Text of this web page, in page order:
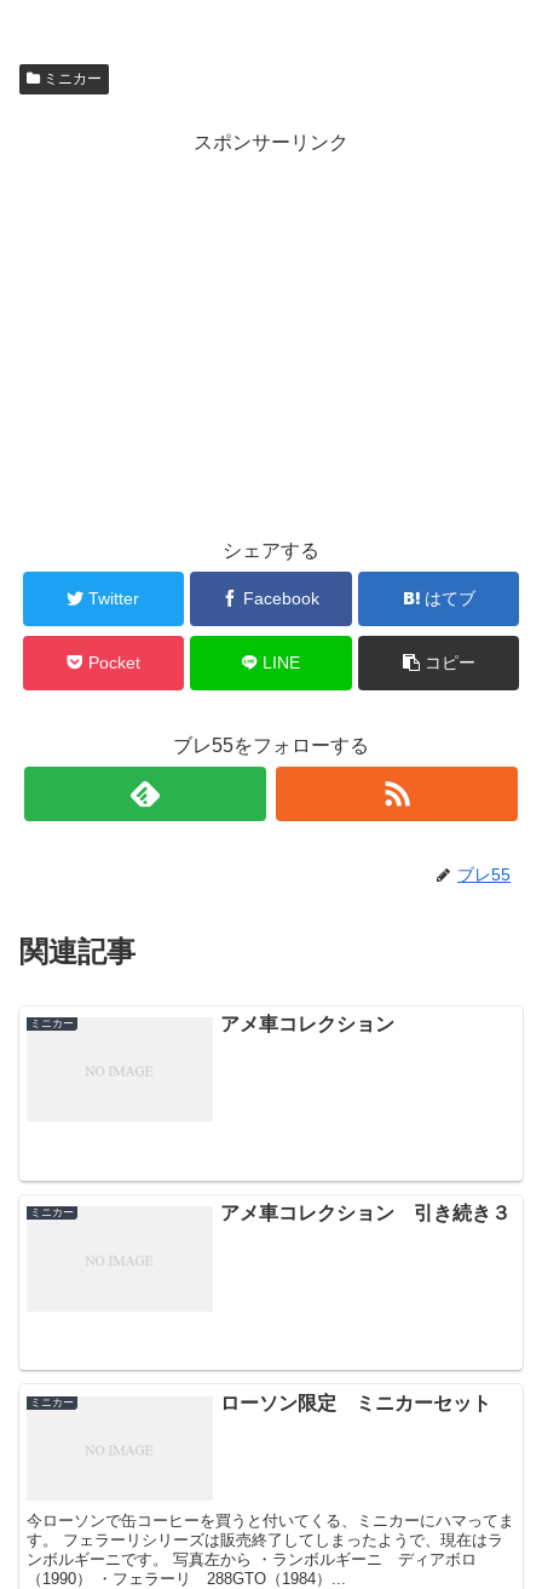
ミニカー
スポンサーリンク
シェアする
Twitter Facebook はてブ
Pocket LINE コピー
ブレ55をフォローする
ブレ55
関連記事
ミニカー アメ車コレクション
ミニカー アメ車コレクション 引き続き３
ミニカー ローソン限定 ミニカーセット
今ローソンで缶コーヒーを買うと付いてくる、ミニカーにハマってま
す。 フェラーリシリーズは販売終了してしまったようで、現在はラ
ンボルギーニです。 写真左から ・ランボルギーニ ディアボロ
（1990） ・フェラーリ 288GTO（1984）...